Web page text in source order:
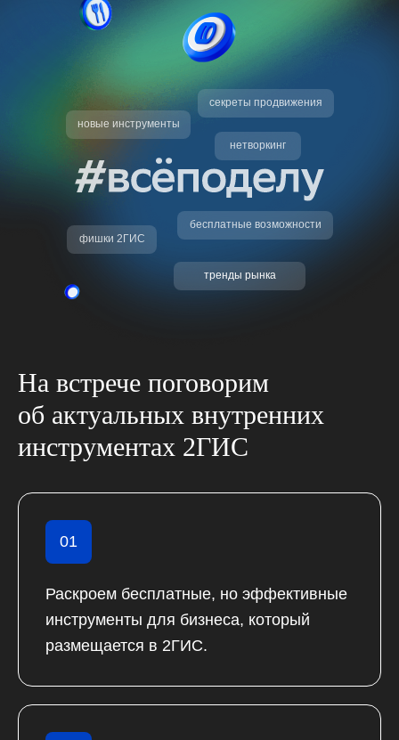
секреты продвижения
фишки 2ГИС
бесплатные возможности
нетворкинг
тренды рынка
новые инструменты
На встрече поговорим
об актуальных внутренних
инструментах 2ГИC
01
Раскроем бесплатные, но эффективные
инструменты для бизнеса, который
размещается в 2ГИС.